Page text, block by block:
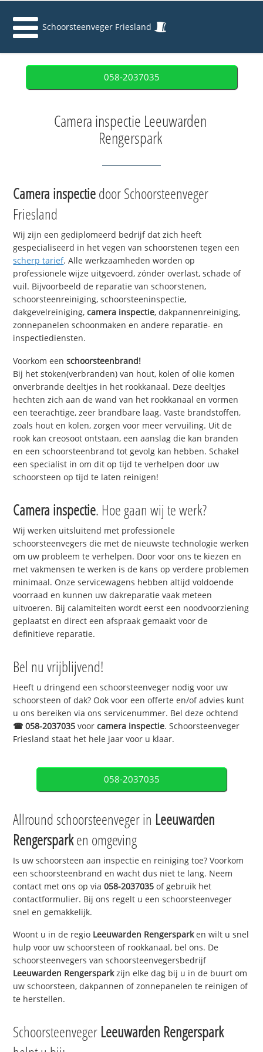
Schoorsteenveger Friesland
058-2037035
Camera inspectie Leeuwarden
Rengerspark
Camera inspectiedoor Schoorsteenveger
Friesland
Wij zijn een gediplomeerd bedrijf dat zich heeft
gespecialiseerd in het vegen van schoorstenen tegen een
scherp tarief. Alle werkzaamheden worden op
professionele wijze uitgevoerd, zónder overlast, schade of
vuil. Bijvoorbeeld de reparatie van schoorstenen,
schoorsteenreiniging, schoorsteeninspectie,
dakgevelreiniging,camera inspectie, dakpannenreiniging,
zonnepanelen schoonmaken en andere reparatie- en
inspectiediensten.
Voorkom eenschoorsteenbrand!
Bij het stoken(verbranden) van hout, kolen of olie komen
onverbrande deeltjes in het rookkanaal. Deze deeltjes
hechten zich aan de wand van het rookkanaal en vormen
een teerachtige, zeer brandbare laag. Vaste brandstoffen,
zoals hout en kolen, zorgen voor meer vervuiling. Uit de
rook kan creosoot ontstaan, een aanslag die kan branden
en een schoorsteenbrand tot gevolg kan hebben. Schakel
een specialist in om dit op tijd te verhelpen door uw
schoorsteen op tijd te laten reinigen!
Camera inspectie. Hoe gaan wij te werk?
Wij werken uitsluitend met professionele
schoorsteenvegers die met de nieuwste technologie werken
om uw probleem te verhelpen. Door voor ons te kiezen en
met vakmensen te werken is de kans op verdere problemen
minimaal. Onze servicewagens hebben altijd voldoende
voorraad en kunnen uw dakreparatie vaak meteen
uitvoeren. Bij calamiteiten wordt eerst een noodvoorziening
geplaatst en direct een afspraak gemaakt voor de
definitieve reparatie.
Bel nu vrijblijvend!
Heeft u dringend een schoorsteenveger nodig voor uw
schoorsteen of dak? Ook voor een offerte en/of advies kunt
u ons bereiken via ons servicenummer. Bel deze ochtend
☎058-2037035 voorcamera inspectie. Schoorsteenveger
Friesland staat het hele jaar voor u klaar.
058-2037035
Allround schoorsteenveger in Leeuwarden
Rengersparken omgeving
Is uw schoorsteen aan inspectie en reiniging toe? Voorkom
een schoorsteenbrand en wacht dus niet te lang. Neem
contact met ons op via058-2037035 of gebruik het
contactformulier. Bij ons regelt u een schoorsteenveger
snel en gemakkelijk.
Woont u in de regio Leeuwarden Rengersparken wilt u snel
hulp voor uw schoorsteen of rookkanaal, bel ons. De
schoorsteenvegers van schoorsteenvegersbedrijf
Leeuwarden Rengersparkzijn elke dag bij u in de buurt om
uw schoorsteen, dakpannen of zonnepanelen te reinigen of
te herstellen.
Schoorsteenveger Leeuwarden Rengerspark